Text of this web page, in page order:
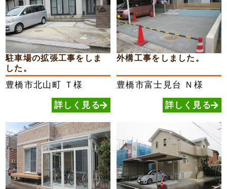
駐車場の拡張工事をしま
した。
豊橋市北山町 Ｔ様
詳しく見る
外構工事をしました。
豊橋市富士見台 Ｎ様
詳しく見る